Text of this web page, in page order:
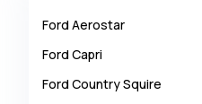
Apal
Ford Aerostar
Ford Capri
Ford Country Squire